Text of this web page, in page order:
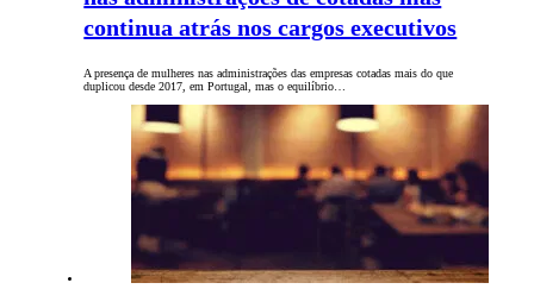
continua atrás nos cargos executivos
A presença de mulheres nas administrações das empresas cotadas mais do que
duplicou desde 2017, em Portugal, mas o equilíbrio…